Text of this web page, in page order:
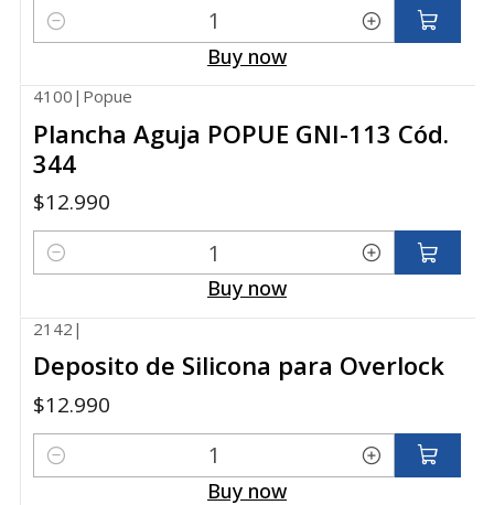
Quantity
Buy now
4100 | Popue
Plancha Aguja POPUE GNI-113 Cód.
344
$12.990
Quantity
Buy now
2142 |
Deposito de Silicona para Overlock
$12.990
Quantity
Buy now